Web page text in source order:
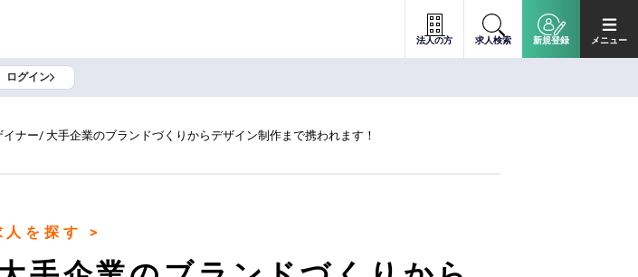
法人の方 求人検索 新規登録 メニュー
ログイン
イナー/ 大手企業のブランドづくりからデザイン制作まで携われます！
人を探す >